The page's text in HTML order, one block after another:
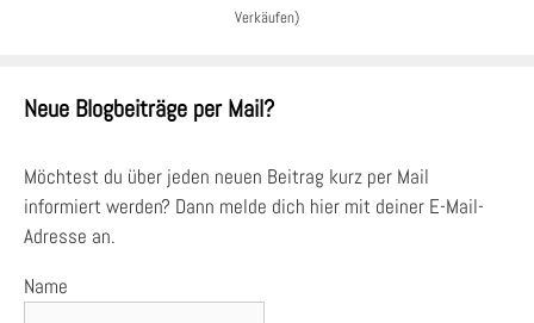
Verkäufen)
Neue Blogbeiträge per Mail?
Möchtest du über jeden neuen Beitrag kurz per Mail
informiert werden? Dann melde dich hier mit deiner E-Mail-
Adresse an.
Name